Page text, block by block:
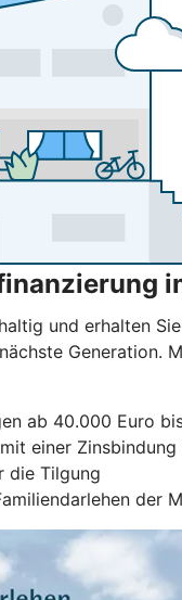
und erhalten
Generation.
ab 40.000 Euro
einer
die Tilgung
der